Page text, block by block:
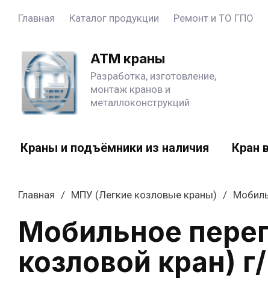
Главная Каталог продукции Ремонт и ТО ГПО
АТМ краны
Разработка, изготовление,
монтаж кранов и
металлоконструкций
Краны и подъёмники из наличия Кран
Главная / МПУ (Легкие козловые краны) /
Мобильное
козловой кран)